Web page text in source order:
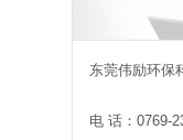
东莞伟励环保
电 话：0769-